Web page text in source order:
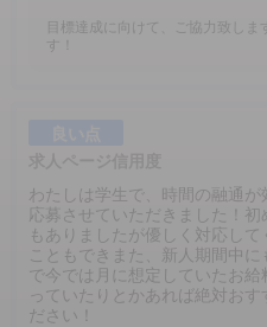
目標達成に向けて、ご協力致し
す！
わたしは学生で、時間の融通が
応募させていただきました！
もありましたが優しく対応し
こともできまた、新人期間中
で今では月に想定していたお
っていたりとかあれば絶対お
ださい！